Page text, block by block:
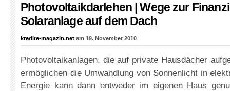
Photovoltaikdarlehen | Wege zur
Solaranlage auf dem Dach
kredite-magazin.net am 19. November 2010
Photovoltaikanlagen, die auf private Hausdächer
ermöglichen die Umwandlung von Sonnenlicht in
Energie kann dann entweder im eigenen Haus